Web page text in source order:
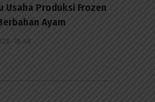
Usaha Produksi Frozen
Ayam
- 15:49